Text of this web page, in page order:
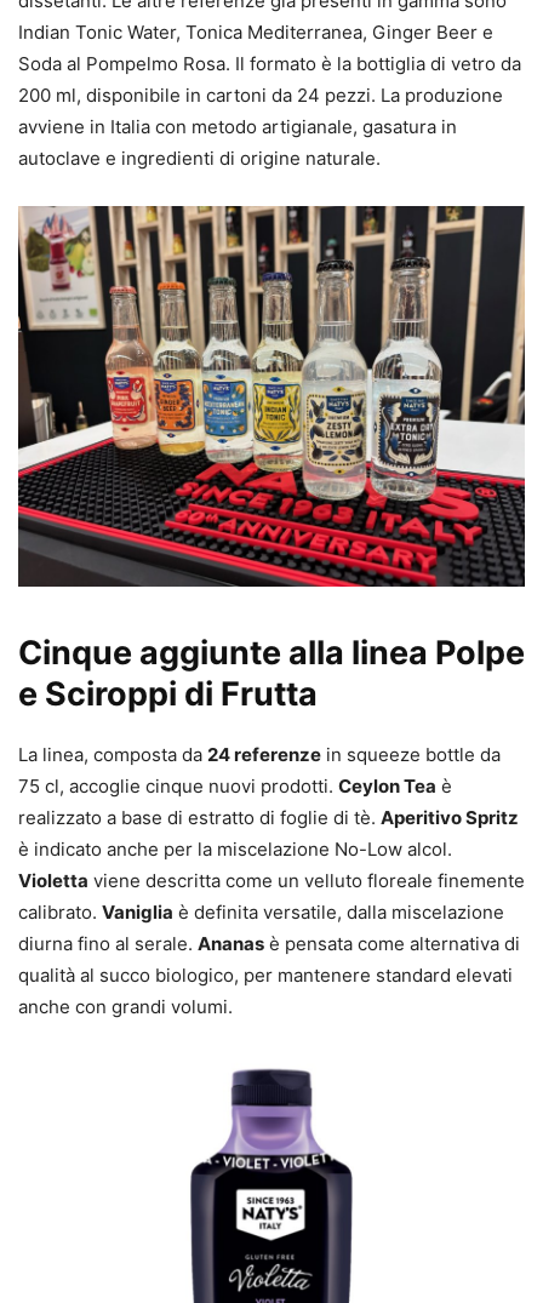
Indian Tonic Water, Tonica Mediterranea, Ginger Beer e
Soda al Pompelmo Rosa. Il formato è la bottiglia di vetro da
200 ml, disponibile in cartoni da 24 pezzi. La produzione
avviene in Italia con metodo artigianale, gasatura in
autoclave e ingredienti di origine naturale.
Cinque aggiunte alla linea Polpe
e Sciroppi di Frutta
La linea, composta da 24 referenze in squeeze bottle da
75 cl, accoglie cinque nuovi prodotti. Ceylon Tea è
realizzato a base di estratto di foglie di tè. Aperitivo Spritz
è indicato anche per la miscelazione No-Low alcol.
Violetta viene descritta come un velluto floreale finemente
calibrato. Vaniglia è definita versatile, dalla miscelazione
diurna fino al serale. Ananas è pensata come alternativa di
qualità al succo biologico, per mantenere standard elevati
anche con grandi volumi.